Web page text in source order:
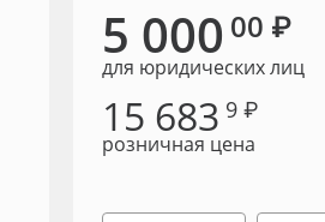
5 000 00 ₽
для юридических лиц
15 683 9 ₽
розничная цена